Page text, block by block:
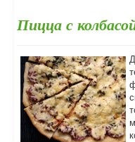
Пицца с